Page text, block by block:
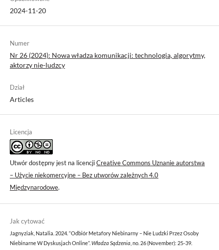
2024-11-20
Numer
Nr 26 (2024): Nowa władza komunikacji: technologia, algorytmy,
aktorzy nie-ludzcy
Dział
Articles
Licencja
Utwór dostępny jest na licencjiCreative Commons Uznanie autorstwa
– Użycie niekomercyjne – Bez utworów zależnych 4.0
Międzynarodowe.
Jak cytować
Jagnyziak, Natalia. 2024. “Odbiór Metafory Niebinarny – Nie Ludzki Przez Osoby
Niebinarne W Dyskusjach Online”. Władza Sądzenia , no. 26 (November): 25-39.